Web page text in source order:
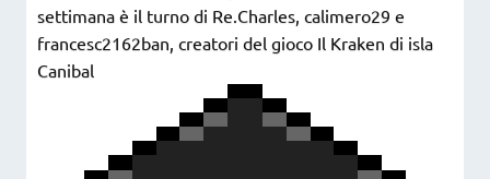
settimana è il turno di Re.Charles, calimero29 e
francesc2162ban, creatori del gioco Il Kraken di isla
Canibal